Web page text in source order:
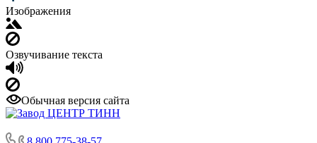
Изображения
Озвучивание текста
Обычная версия сайта